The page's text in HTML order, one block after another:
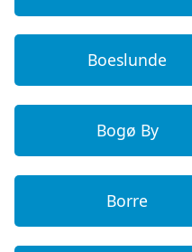
Boeslunde
Bogø By
Borre